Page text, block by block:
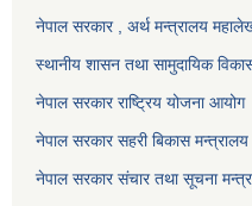
नेपाल सरकार , अर्थ मन्त्रालय
स्थानीय शासन तथा सामुदायिक
नेपाल सरकार राष्ट्रिय योजना आयोग
नेपाल सरकार सहरी बिकास मन्त्रालय
नेपाल सरकार संचार तथा सूचना